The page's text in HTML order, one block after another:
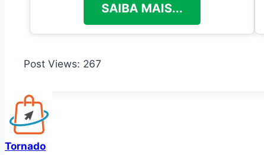
SAIBA MAIS...
Post Views: 267
Tornado